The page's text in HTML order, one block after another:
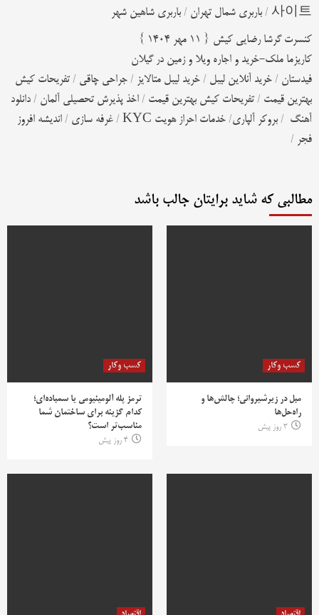
사이트
/ باربری شمال تهران / باربری شاهین شهر
کنسرت گرشا رضایی کیش { 11 مهر 1404 }
کاریزما ملک-خرید و اجاره ویلا و زمین در گیلان
فیدستان / خرید آنلاین لیبل / خرید لیبل متالایز / جراحی چاقی / تفریحات کیش
بهترین قیمت / تفریحات کیش بهترین قیمت / اخذ پذیرش تحصیلی آلمان / دانلود
آهنگ / بروکر آلپاری/ خدمات احراز هویت KYC / غرفه سازی / اندیشه افروز
فجر /
مطالبی که شاید برایتان جالب باشد
کسب وکار
مبل در زیرشیروانی؛ چالش‌ها و
راه‌حل‌ها
3 روز پیش
کسب وکار
ترمز پله آلومینیومی یا سمباده‌ای؛
کدام گزینه برای ساختمان شما
مناسب‌تر است؟
4 روز پیش